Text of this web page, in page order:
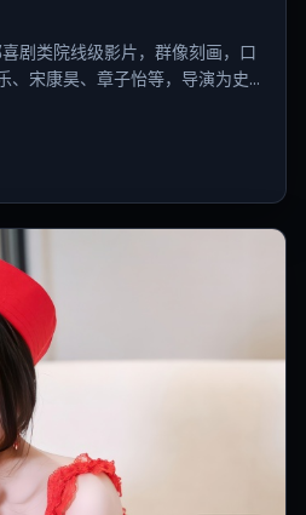
剧类院线级影片，群像刻画，口
、宋康昊、章子怡等，导演为史